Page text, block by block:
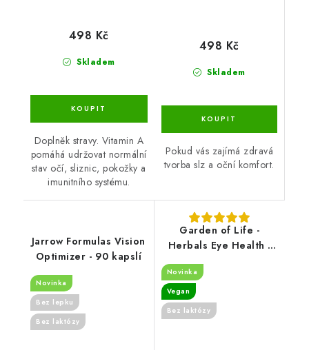
Skladem
498 Kč
Doplněk stravy. Vitamin A
pomáhá udržovat normální
stav očí, sliznic, pokožky a
imunitního systému.
Skladem
498 Kč
Pokud vás zajímá zdravá
tvorba slz a oční komfort.
Jarrow Formulas Vision
Optimizer - 90 kapslí
Novinka
Bez lepku
Bez laktózy
Garden of Life -
Herbals Eye Health -
30 vegan softgels
Novinka
Vegan
Bez laktózy